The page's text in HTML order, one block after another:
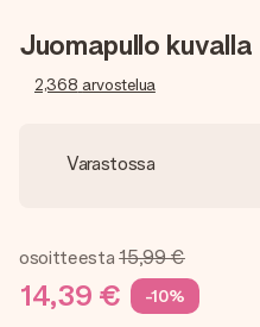
Juomapullo kuvalla
2,368 arvostelua
Varastossa
osoitteesta 15,99 €
14,39 € -10%